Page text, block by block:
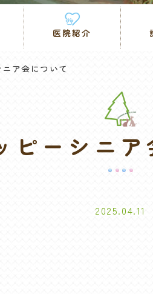
医院紹介
ア会について
ピーシニア
2025.04.11